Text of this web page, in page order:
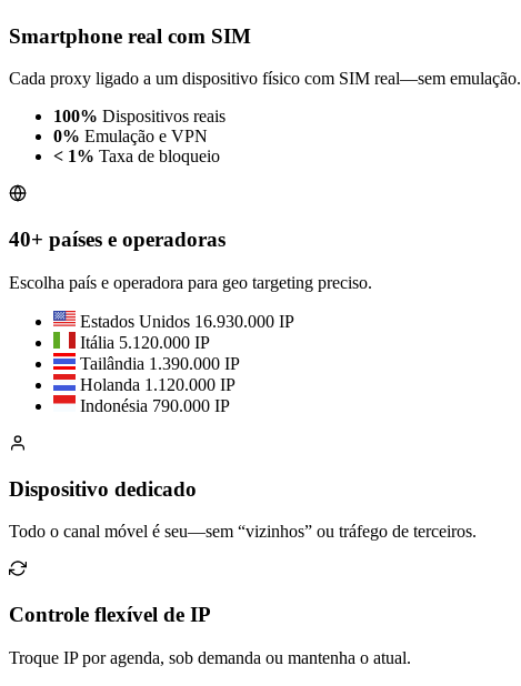
Smartphone real com SIM
Cada proxy ligado a um dispositivo físico com SIM real—sem emulação.
100% Dispositivos reais
0% Emulação e VPN
< 1% Taxa de bloqueio
40+ países e operadoras
Escolha país e operadora para geo targeting preciso.
Estados Unidos 16.930.000 IP
Itália 5.120.000 IP
Tailândia 1.390.000 IP
Holanda 1.120.000 IP
Indonésia 790.000 IP
Dispositivo dedicado
Todo o canal móvel é seu—sem “vizinhos” ou tráfego de terceiros.
Controle flexível de IP
Troque IP por agenda, sob demanda ou mantenha o atual.